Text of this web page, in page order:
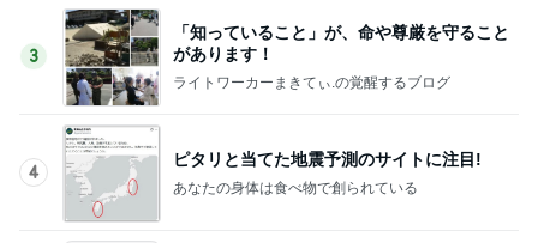
3
「知っていること」が、命や尊厳を守ること
があります！
ライトワーカーまきてぃ.の覚醒するブログ
4
ピタリと当てた地震予測のサイトに注目!
あなたの身体は食べ物で創られている